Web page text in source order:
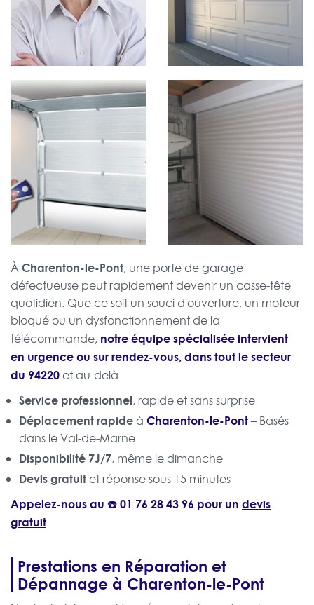
ÀCharenton-le-Pont, une porte de garage
défectueuse peut rapidement devenir un casse-tête
quotidien. Que ce soit un souci d'ouverture, un moteur
bloqué ou un dysfonctionnement de la
télécommande, notre équipe spécialisée intervient
en urgence ou sur rendez-vous, dans tout le secteur
du 94220 et au-delà.
Service professionnel, rapide et sans surprise
Déplacement rapideà Charenton-le-Pont– Basés
dans le Val-de-Marne
Disponibilité 7J/7, même le dimanche
Devis gratuit et réponse sous 15 minutes
Appelez-nous au ☎️01 76 28 43 96 pour un devis
gratuit
Prestations en Réparation et
Dépannage à Charenton-le-Pont